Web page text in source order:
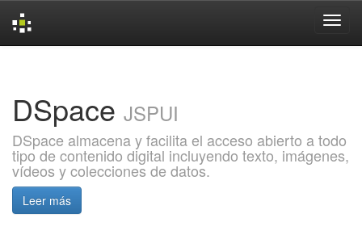
DSpace JSPUI
DSpace almacena y facilita el acceso abierto a todo
tipo de contenido digital incluyendo texto, imágenes,
vídeos y colecciones de datos.
Leer más